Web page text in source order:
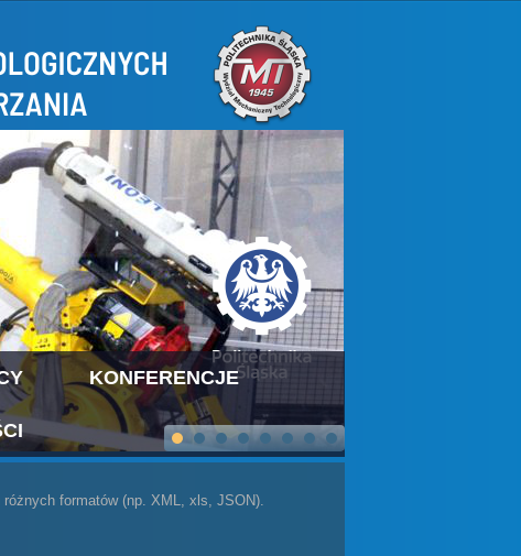
KONFERENCJE
formatów (np. XML, xls, JSON).